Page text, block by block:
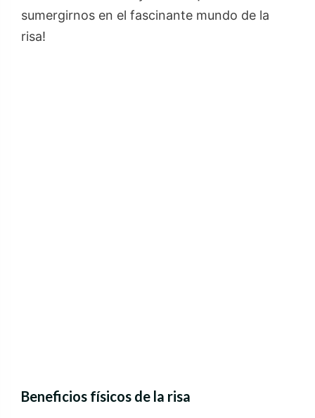
sumergirnos en el fascinante mundo de la
risa!
Beneficios físicos de la risa